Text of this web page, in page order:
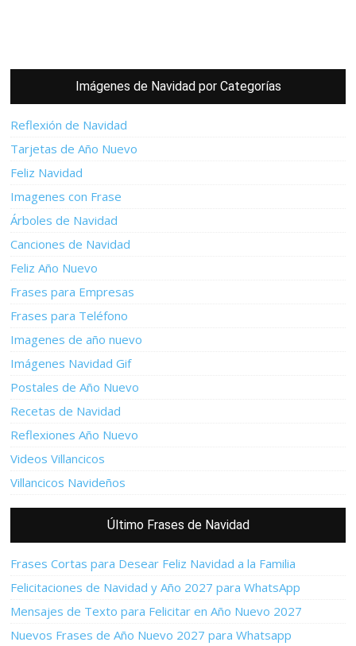
Imágenes de Navidad por Categorías
Reflexión de Navidad
Tarjetas de Año Nuevo
Feliz Navidad
Imagenes con Frase
Árboles de Navidad
Canciones de Navidad
Feliz Año Nuevo
Frases para Empresas
Frases para Teléfono
Imagenes de año nuevo
Imágenes Navidad Gif
Postales de Año Nuevo
Recetas de Navidad
Reflexiones Año Nuevo
Videos Villancicos
Villancicos Navideños
Último Frases de Navidad
Frases Cortas para Desear Feliz Navidad a la Familia
Felicitaciones de Navidad y Año 2027 para WhatsApp
Mensajes de Texto para Felicitar en Año Nuevo 2027
Nuevos Frases de Año Nuevo 2027 para Whatsapp